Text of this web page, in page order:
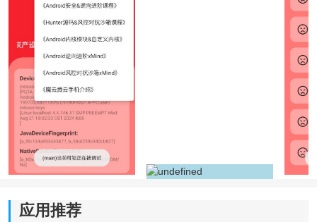
Hunter检测功能介绍：
1、插件化检测：
软件将不同检测规则做成独立插件，后续更新时更加灵
活。如果有新的检测需求，也能根据情况扩展对应功
能，使用起来更方便。
不仅会检测文件和运行进程，还会查看系统分区以及部
应用推荐